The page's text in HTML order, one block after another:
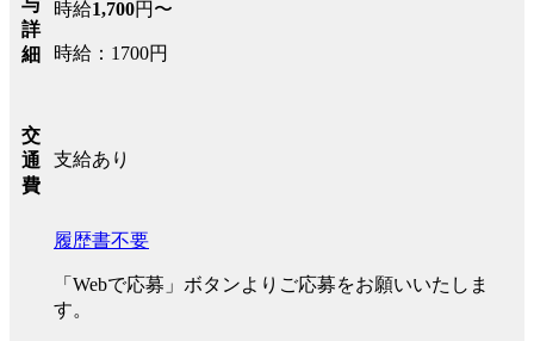
詳
細
時給1,700円〜
時給：1700円
交
通
費
支給あり
履歴書不要
「Webで応募」ボタンよりご応募をお願いいたしま
す。